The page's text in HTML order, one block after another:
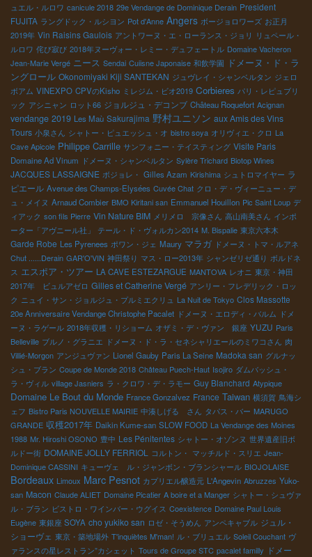
ュエル・ルロワ canicule 2018 29e Vendange de Dominique Derain President
FUJITA ラングドック・ルシヨン Pot d'Anne Angers ボージョロワーズ お正月
2019年 Vin Raisins Gaulois アントワーヌ・エ・ローランス・ジョリ リュペール・
ルロワ 侘び寂び 2018年ヌーヴォー・レミー・デュフェートル Domaine Vacheron
Jean-Marie Vergé ニース Sendai Cuiisne Japonaise 和飲学園 ドメーヌ・ド・ラ
ングロール Okonomiyaki Kiji SANTEKAN ジュヴレイ・シャンベルタン ジェロ
ボアム VINEXPO CPVのKisho ミレジム・ビオ2019 Corbieres パリ・レピュブリ
ック アシニャン ロット66 ジョルジュ・デコンブ Château Roquefort Acignan
vendange 2019 Les Maù Sakurajima 野村ユニソン aux Amis des Vins
Tours 小泉さん シャトー・ピュエッシュ・オ bistro soya オリヴィエ・クロ La
Cave Apicole Philippe Carrille サンフォニー・テイスティング Visite Paris
Domaine Ad Vinum ドメーヌ・シャンベルタン Sylère Trichard Biotop Wines
JACQUES LASSAIGNE ボジョレ・ Gilles Azam Kirishima シュトロマイヤー ラ
ピエール Avenue des Champs-Elysées Cuvée Chat クロ・デ・ヴィーニュー・デ
ュ・メイヌ Arnaud Combier BMO Kiritani san Emmanuel Houillon Pic Saint Loup デ
ィアック son fils Pierre Vin Nature BIM メリメロ 宗像さん 高山南美さん インポ
ーター「アヴニール社」
テール・ド・ヴォルカン2014 M. Bispalie 東京六本木
Garde Robe Les Pyrenees ポワン・ジェ Maury マラガ ドメーヌ・トマ・ルアネ
Chut ......Derain GAR'O'VIN 神田祭り マス・ロー2013年 シャンゼリゼ通り ボルドネ
ス エスポア・ツアー LA CAVE ESTEZARGUE MANTOVA レオニ 東京・神田
2017年 ビュルアゼロ Gilles et Catherine Vergé アンリー・フレデリック・ロッ
ク ニュイ・サン・ジョルジュ・プルミエクリュ La Nuit de Tokyo Clos Massotte
20e Anniversaire Vendange Christophe Pacalet ドメーヌ・エロディ・バルム ドメ
ーヌ・ラゲール 2018年収穫・リショーム オザミ・デ・ヴァン 銀座 YUZU Paris
Belleville ブルノ・グラニエ ドメーヌ・ド・ラ・セネシャリエールのミワコさん 肉
Villié-Morgon アンジュヴァン Lionel Gauby Paris La Seine Madoka san グルナッ
シュ・ブラン Coupe de Monde 2018 Château Puech-Haut Isojiro ダムバッシュ・
ラ・ヴィル village Jasniers ラ・クロワ・デ・ラモー Guy Blanchard Atypique
Domaine Le Bout du Monde France Gonzalvez France Taiwan 横須賀 鳥海シ
ェフ Bistro Paris NOUVELLE MAIRIE 中湊しげる さん タパス・バー MARUGO
GRANDE 収穫2017年 Daikin Kume-san SLOW FOOD La Vendange des Moines
1988 Mr. Hiroshi OSONO 豊中 Les Pénitentes シャトー・オゾンヌ 世界遺産旧ボ
ルドー街 DOMAINE JOLLY FERRIOL コルトン・ マッチルド・スリエ Jean-
Dominique CASSINI キューヴェ ル・ジャンボン・ブランシャール BIOJOLAISE
Bordeaux Limoux Marc Pesnot カプリエル醸造元 L'Angevin Abruzzes Yuko-
san Macon Claude ALIET Domaine Picatier A boire et a Manger シャトー・シュヴァ
ル・ブラン ビストロ・ワインバー・ウグイス Coexistence Domaine Paul Louis
Eugène 東銀座 SOYA cho yukiko san ロゼ・そうめん アンペキャブル ジュル・
ショーヴェ 東京・築地場外 T'inquiètes M'man! ル・ブリュエル Soleil Couchant ヴ
ァランスの星レストラン”カシェット Tours de Groupe STC pacalet familly ドメー